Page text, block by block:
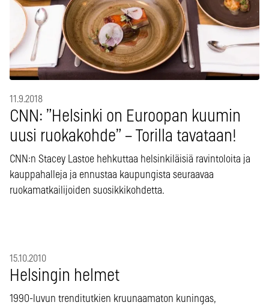
11.9.2018
CNN: ”Helsinki on Euroopan kuumin
uusi ruokakohde” – Torilla tavataan!
CNN:n Stacey Lastoe hehkuttaa helsinkiläisiä ravintoloita ja
kauppahalleja ja ennustaa kaupungista seuraavaa
ruokamatkailijoiden suosikkikohdetta.
15.10.2010
Helsingin helmet
1990-luvun trenditutkien kruunaamaton kuningas,